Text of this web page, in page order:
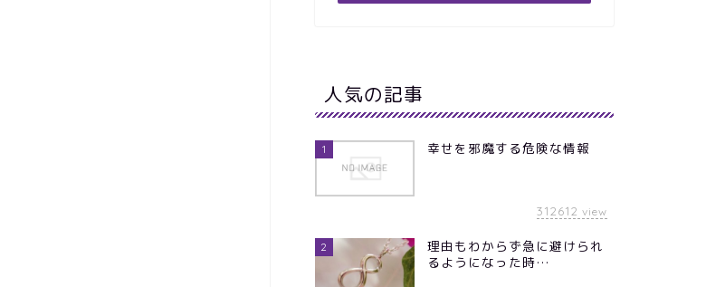
人気の記事
1 幸せを邪魔する危険な情報
312612 view
2
理由もわからず急に避けられ
るようになった時…